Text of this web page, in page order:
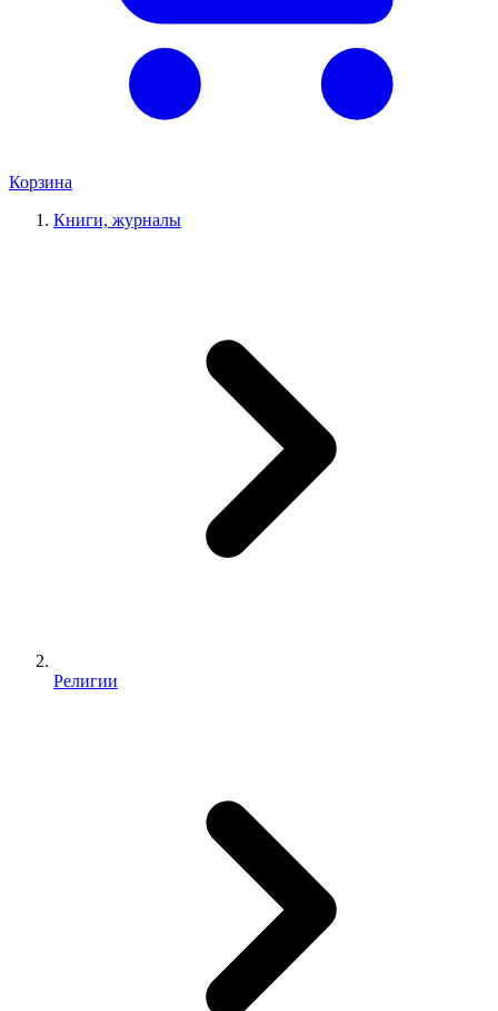
Корзина
Книги, журналы
Религии